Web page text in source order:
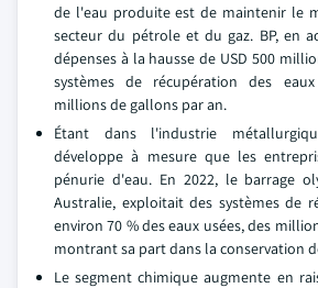
de l'eau produite est de maintenir le
secteur du pétrole et du gaz. BP, en
dépenses à la hausse de USD 500
systèmes de récupération des
millions de gallons par an.
Étant dans l'industrie
développe à mesure que les
pénurie d'eau. En 2022, le barrage
Australie, exploitait des systèmes de
environ 70 % des eaux usées, des
montrant sa part dans la conservation
Le segment chimique augmente en